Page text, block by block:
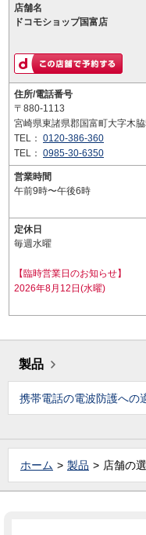
店舗名
ドコモショップ国富店
住所/電話番号
〒880-1113
宮崎県東諸県郡国富町大字木
TEL： 0120-386-360
TEL： 0985-30-6350
営業時間
午前9時〜午後6時
定休日
毎週水曜
【臨時営業日のお知らせ】
2026年8月12日(水曜)
製品
携帯電話の電波防護への
ホーム 製品 店舗の